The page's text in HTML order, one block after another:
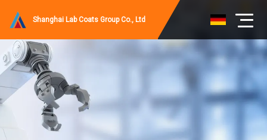
Shanghai Lab Coats Group Co., Ltd